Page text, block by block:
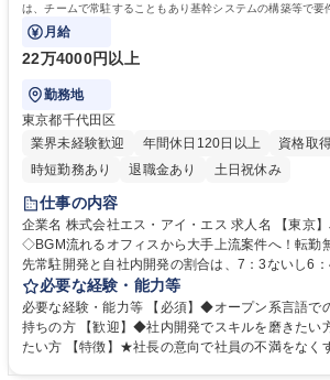
は、チームで常駐することもあり基幹システムの構築等で要
ます！また自社内開発チームとのブリッジの
月給
22万4000円以上
勤務地
東京都千代田区
業界未経験歓迎
年間休日120日以上 資格取
時短勤務あり
退職金あり 土日祝休み
仕事の内容
企業名 株式会社エス・アイ・エス 求人名 【東京】Java・PHP等1年以上
◇BGM流れるオフィスから大手上流案件へ！転勤無 仕事の内容 ◆お客
先常駐開発と自社内開発の割合は、7：3ないし6
常駐は、チームで常駐することもあり基幹システ
ら携わることもあります！また自社内開発チームとのブ
たし開発をスムーズに進める役割も担って頂きま
に関わっていただき、適性を見ながらアサインし
必要な経験・能力等
必要な経験・能力等 【必須】◆オープン系言語で
持ちの方 【歓迎】◆社内開発でスキルを磨きたい
たい方 【特徴】★社長の意向で社員の不満をなく